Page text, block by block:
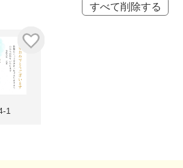
すべて削除する
1